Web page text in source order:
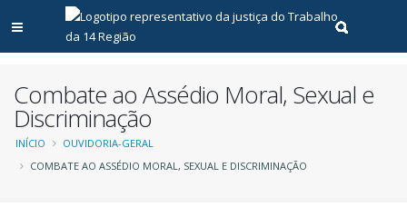
Abrir menu principal
Realizar
Combate ao Assédio Moral, Sexual e
Discriminação
Trilha
INÍCIO
OUVIDORIA-GERAL
COMBATE AO ASSÉDIO MORAL, SEXUAL E DISCRIMINAÇÃO